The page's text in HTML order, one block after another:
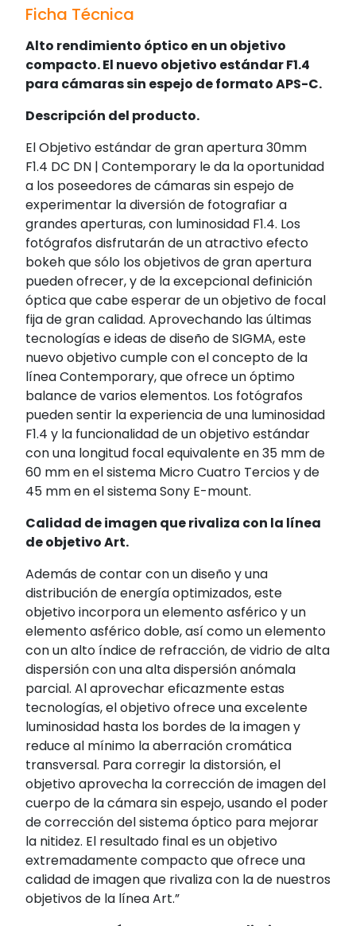
Ficha Técnica
Alto rendimiento óptico en un objetivo
compacto. El nuevo objetivo estándar F1.4
para cámaras sin espejo de formato APS-C.
Descripción del producto.
El Objetivo estándar de gran apertura 30mm
F1.4 DC DN | Contemporary le da la oportunidad
a los poseedores de cámaras sin espejo de
experimentar la diversión de fotografiar a
grandes aperturas, con luminosidad F1.4. Los
fotógrafos disfrutarán de un atractivo efecto
bokeh que sólo los objetivos de gran apertura
pueden ofrecer, y de la excepcional definición
óptica que cabe esperar de un objetivo de focal
fija de gran calidad. Aprovechando las últimas
tecnologías e ideas de diseño de SIGMA, este
nuevo objetivo cumple con el concepto de la
línea Contemporary, que ofrece un óptimo
balance de varios elementos. Los fotógrafos
pueden sentir la experiencia de una luminosidad
F1.4 y la funcionalidad de un objetivo estándar
con una longitud focal equivalente en 35 mm de
60 mm en el sistema Micro Cuatro Tercios y de
45 mm en el sistema Sony E-mount.
Calidad de imagen que rivaliza con la línea
de objetivo Art.
Además de contar con un diseño y una
distribución de energía optimizados, este
objetivo incorpora un elemento asférico y un
elemento asférico doble, así como un elemento
con un alto índice de refracción, de vidrio de alta
dispersión con una alta dispersión anómala
parcial. Al aprovechar eficazmente estas
tecnologías, el objetivo ofrece una excelente
luminosidad hasta los bordes de la imagen y
reduce al mínimo la aberración cromática
transversal. Para corregir la distorsión, el
objetivo aprovecha la corrección de imagen del
cuerpo de la cámara sin espejo, usando el poder
de corrección del sistema óptico para mejorar
la nitidez. El resultado final es un objetivo
extremadamente compacto que ofrece una
calidad de imagen que rivaliza con la de nuestros
objetivos de la línea Art.”